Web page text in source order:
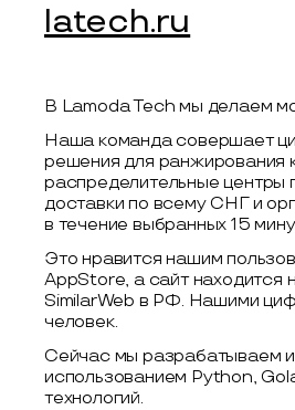
latech.ru
В Lamoda Tech мы делаем
Наша команда совершает
решения для ранжирования
распределительные центры
доставки по всему СНГ и
в течение выбранных 15
Это нравится нашим
AppStore, а сайт находится
SimilarWeb в РФ. Нашими
человек.
Сейчас мы разрабатываем
использованием Python,
технологий.